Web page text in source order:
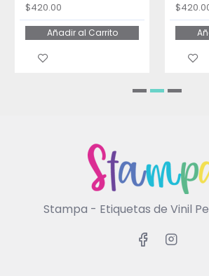
$420.00
Añadir al Carrito
Stampa - Etiquetas de Vinil